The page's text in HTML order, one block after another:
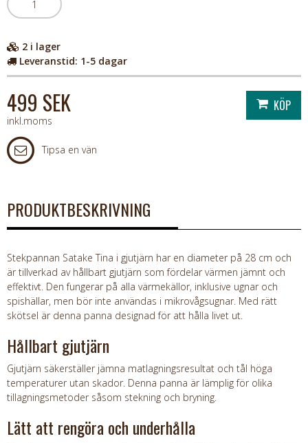
2 i lager
Leveranstid: 1-5 dagar
499 SEK
inkl.moms
Tipsa en vän
PRODUKTBESKRIVNING
Stekpannan Satake Tina i gjutjärn har en diameter på 28 cm och
är tillverkad av hållbart gjutjärn som fördelar värmen jämnt och
effektivt. Den fungerar på alla värmekällor, inklusive ugnar och
spishällar, men bör inte användas i mikrovågsugnar. Med rätt
skötsel är denna panna designad för att hålla livet ut.
Hållbart gjutjärn
Gjutjärn säkerställer jämna matlagningsresultat och tål höga
temperaturer utan skador. Denna panna är lämplig för olika
tillagningsmetoder såsom stekning och bryning.
Lätt att rengöra och underhålla